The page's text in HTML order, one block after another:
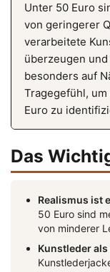
Unter 50 Euro
von geringerer
verarbeitete
überzeugen
besonders auf
Tragegefühl,
Euro zu
Das
Realismus ist
50 Euro sind
von minderer
Kunstleder